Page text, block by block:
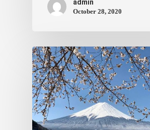
admin
October 28, 2020